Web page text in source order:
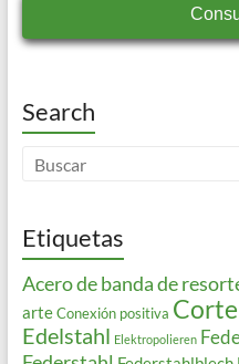
Search
Etiquetas
Acero de banda de
arte Conexión positiva
Edelstahl Elektropolieren